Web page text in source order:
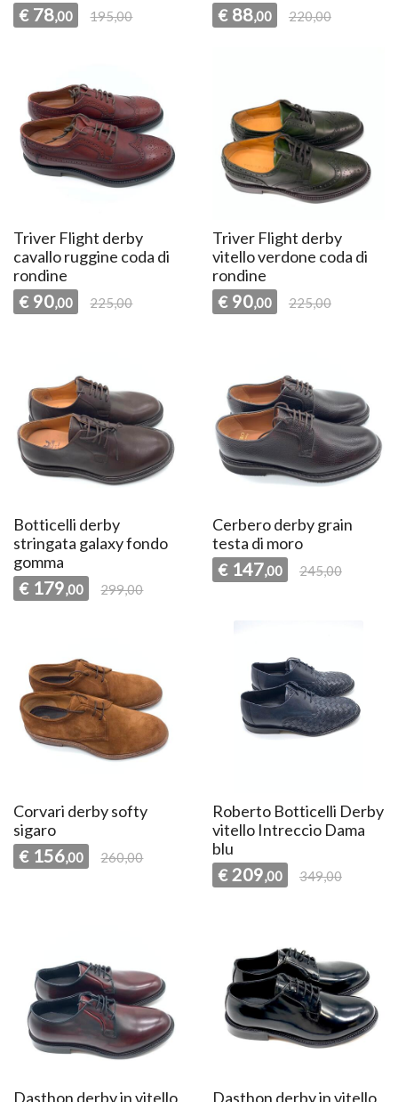
€ 78,00 195,00
€ 88,00 220,00
Triver Flight derby
cavallo ruggine coda di
rondine
€ 90,00 225,00
Triver Flight derby
vitello verdone coda di
rondine
€ 90,00 225,00
Botticelli derby
stringata galaxy fondo
gomma
€ 179,00 299,00
Cerbero derby grain
testa di moro
€ 147,00 245,00
Corvari derby softy
sigaro
€ 156,00 260,00
Roberto Botticelli Derby
vitello Intreccio Dama
blu
€ 209,00 349,00
Dasthon derby in vitello Dasthon derby in vitello